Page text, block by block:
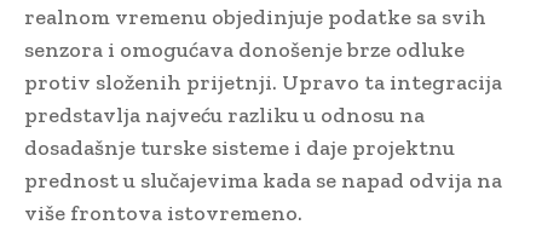
realnom vremenu objedinjuje podatke sa svih
senzora i omogućava donošenje brze odluke
protiv složenih prijetnji. Upravo ta integracija
predstavlja najveću razliku u odnosu na
dosadašnje turske sisteme i daje projektnu
prednost u slučajevima kada se napad odvija na
više frontova istovremeno.